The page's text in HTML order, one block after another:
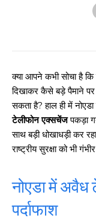
क्या आपने कभी सोचा है
दिखाकर कैसे बड़े पैमाने पर
सकता है? हाल ही में
टेलीफोन एक्सचेंजपकड़ा
साथ बड़ी धोखाधड़ी कर
राष्ट्रीय सुरक्षा को भी
नोएडा में
पर्दाफाश